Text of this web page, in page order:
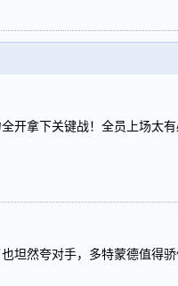
开拿下关键战！全员上场太
坦然夸对手，多特蒙德值得